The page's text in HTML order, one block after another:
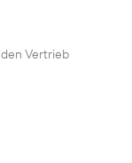
Vertrieb